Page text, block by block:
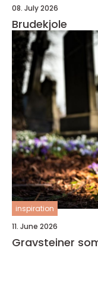
08. July 2026
Brudekjole
inspiration
11. June 2026
Gravsteiner